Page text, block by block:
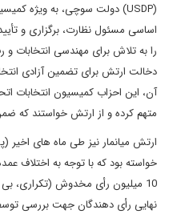
اساسی مسئول نظارت، برگزاری و
را به تلاش برای مهندسی انتخابات و
دخالت ارتش برای تضمین آزادی
آن، این احزاب کمیسیون انتخابات
متهم کرده و از ارتش خواستند که
ارتش میانمار نیز طی ماه های اخیر
خواسته بود که با توجه به اختلاف
10 میلیون رأی مخدوش (تکراری،
نهایی رأی دهندگان جهت بررسی